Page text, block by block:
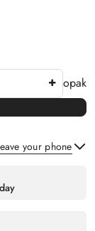
opak
your phone